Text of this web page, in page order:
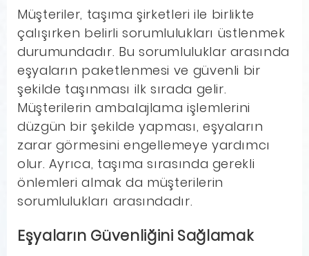
Müşteriler, taşıma şirketleri ile birlikte
çalışırken belirli sorumlulukları üstlenmek
durumundadır. Bu sorumluluklar arasında
eşyaların paketlenmesi ve güvenli bir
şekilde taşınması ilk sırada gelir.
Müşterilerin ambalajlama işlemlerini
düzgün bir şekilde yapması, eşyaların
zarar görmesini engellemeye yardımcı
olur. Ayrıca, taşıma sırasında gerekli
önlemleri almak da müşterilerin
sorumlulukları arasındadır.
Eşyaların Güvenliğini Sağlamak